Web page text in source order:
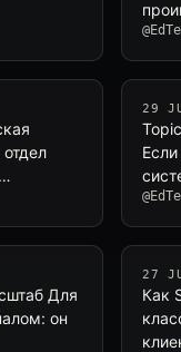
29
Для
он
27
Как